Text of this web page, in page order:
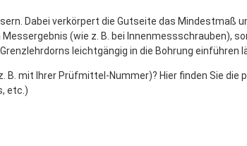
Dabei verkörpert die Gutseite das
(wie z. B. bei Innenmessschrauben),
leichtgängig in die Bohrung
mit Ihrer Prüfmittel-Nummer)? Hier finden Sie die
etc.)